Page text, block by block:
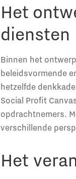
Het
diensten
Binnen het
beleidsvormende
hetzelfde
Social Profit
opdrachtnemers.
verschillende
Het